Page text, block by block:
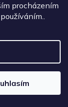
procházením
vyhrazena.